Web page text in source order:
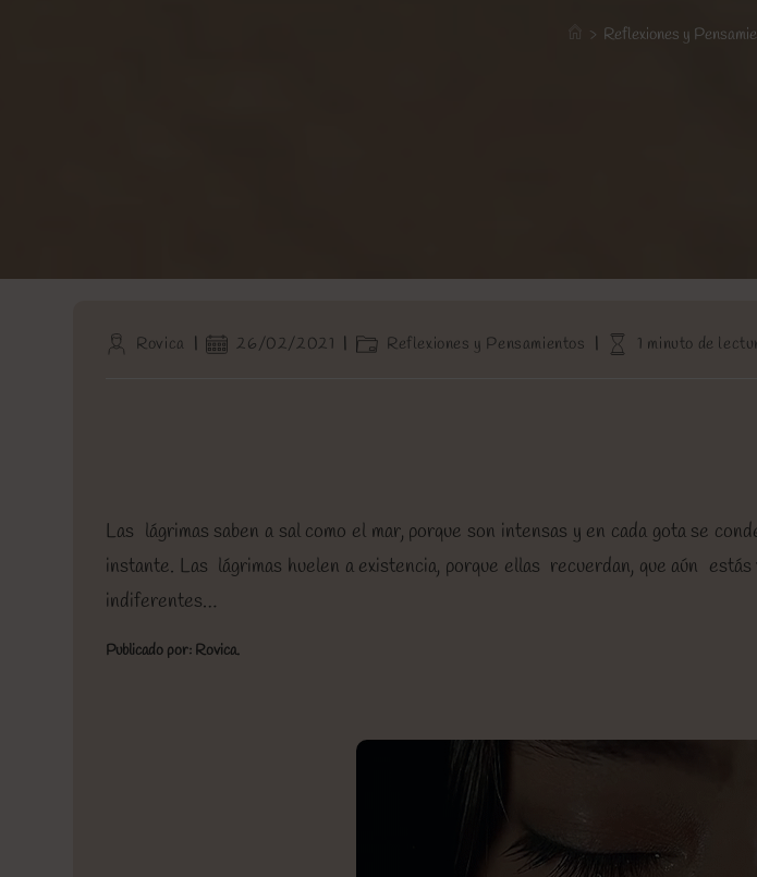
> Reflexiones y
AutorRovica
Publicación
26/02/2021
CategoríaReflexiones y Pensamientos
Tiempo1 minuto de
Las lágrimas saben a sal como el mar, porque son intensas y en cada gota se
instante. Las lágrimas huelen a existencia, porque ellas recuerdan, que aún
indiferentes…
Publicado por: Rovica.